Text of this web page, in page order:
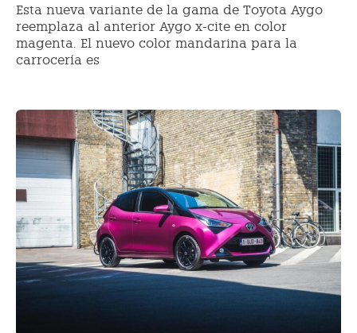
Esta nueva variante de la gama de Toyota Aygo
reemplaza al anterior Aygo x-cite en color
magenta. El nuevo color mandarina para la
carrocería es